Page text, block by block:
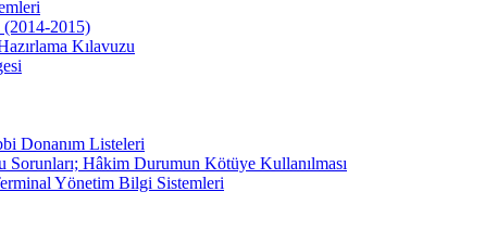
(2014-2015)
Kılavuzu
Donanım Listeleri
Sorunları; Hâkim Durumun Kötüye Kullanılması
Yönetim Bilgi Sistemleri